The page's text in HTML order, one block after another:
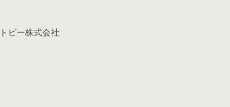
ビー株式会社